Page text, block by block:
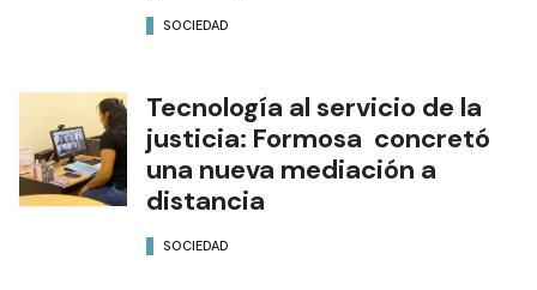
SOCIEDAD
Tecnología al servicio de la
justicia: Formosa concretó
una nueva mediación a
distancia
SOCIEDAD